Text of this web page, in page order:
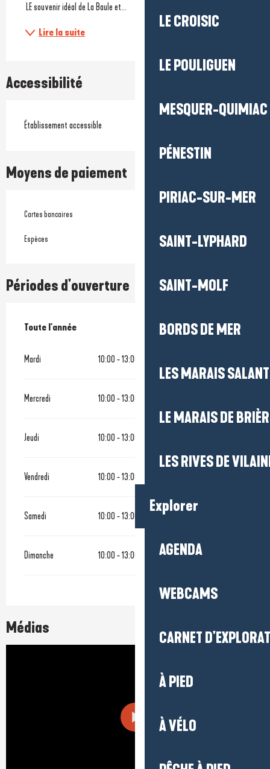
LE CROISIC
LE POULIGUEN
MESQUER-QUIMIAC
PÉNESTIN
PIRIAC-SUR-MER
SAINT-LYPHARD
SAINT-MOLF
BORDS DE MER
LES MARAIS
LE MARAIS DE
LES RIVES DE
Explorer
AGENDA
WEBCAMS
CARNET
À PIED
À VÉLO
LE souvenir idéal de La Baule et...
Lire la suite
Accessibilité
Établissement accessible
Moyens de paiement
Cartes bancaires
Espèces
Périodes d'ouverture
Toute l'année
Toute l'année
Mardi 10:00 - 13:00
Mercredi 10:00 - 13:00
Jeudi 10:00 - 13:00
Vendredi 10:00 - 13:00
Samedi 10:00 - 13:00
Dimanche 10:00 - 13:00 15:00 - 19:00
Médias